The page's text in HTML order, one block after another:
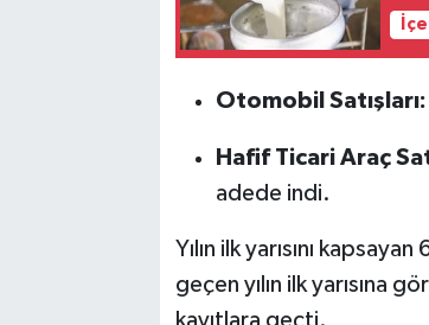
Otomobil Satışları:
Hafif Ticari Araç
adede indi.
Yılın ilk yarısını
geçen yılın ilk yarısına
kayıtlara geçti.